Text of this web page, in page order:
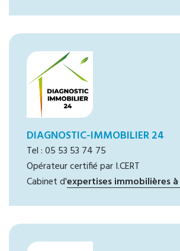
DIAGNOSTIC-IMMOBILIER 24
Tel : 05 53 53 74 75
Opérateur certifié par I.CERT
Cabinet d'expertises immobilières à